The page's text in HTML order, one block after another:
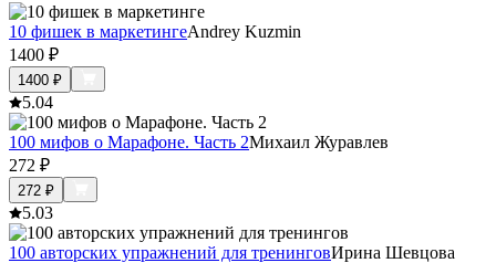
10 фишек в маркетингеAndrey Kuzmin
1400 ₽
1400 ₽
5.04
100 мифов о Марафоне. Часть 2Михаил Журавлев
272 ₽
272 ₽
5.03
100 авторских упражнений для тренинговИрина Шевцова